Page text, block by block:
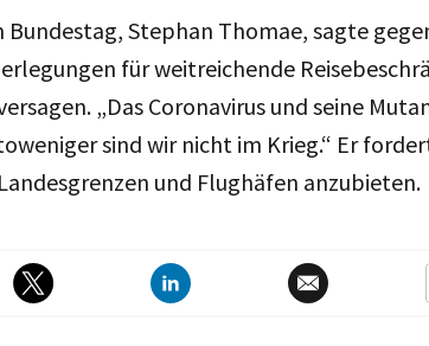
Bundestag, Stephan Thomae, sagte
für weitreichende
„Das Coronavirus und seine
sind wir nicht im Krieg.“ Er
und Flughäfen